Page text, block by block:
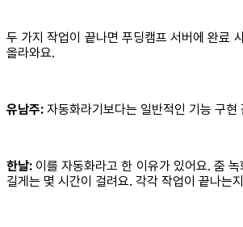
두 가지 작업이 끝나면 푸딩캠프 서버에 완료
올라와요.
유남주: 자동화라기보다는 일반적인 기능 구현
한날: 이를 자동화라고 한 이유가 있어요. 줌
길게는 몇 시간이 걸려요. 각각 작업이 끝나는